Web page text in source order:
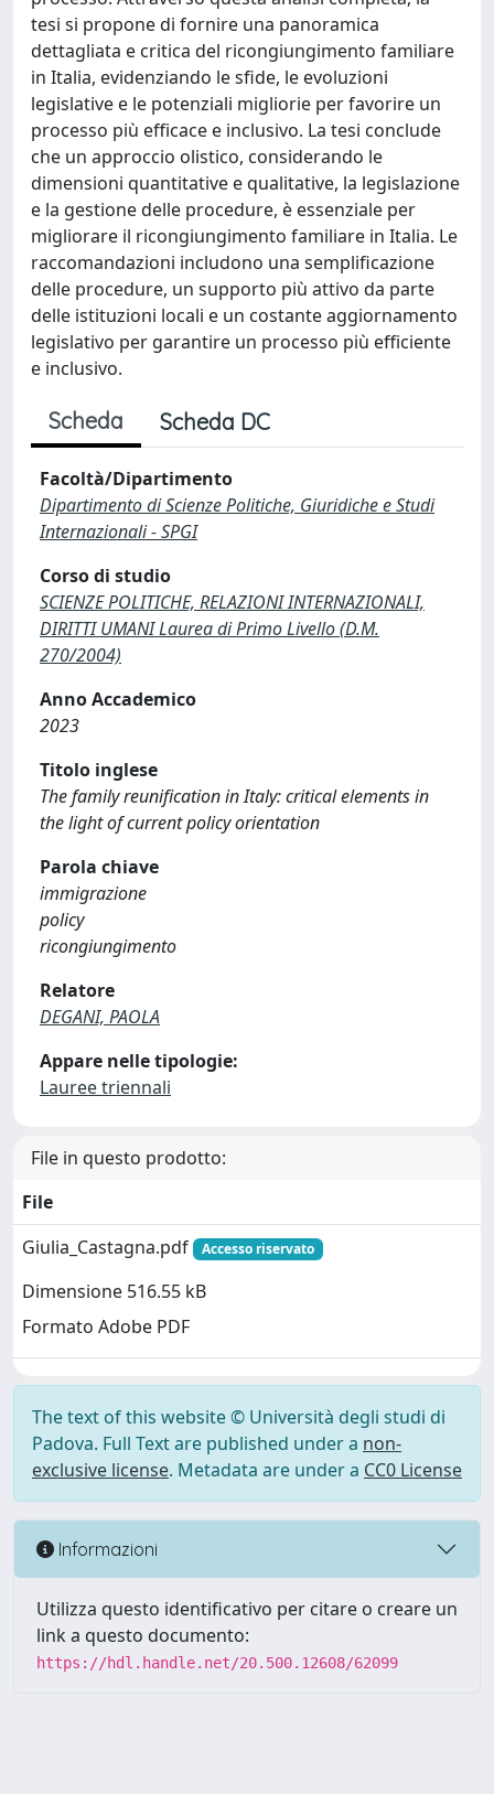
tesi si propone di fornire una panoramica
dettagliata e critica del ricongiungimento familiare
in Italia, evidenziando le sfide, le evoluzioni
legislative e le potenziali migliorie per favorire un
processo più efficace e inclusivo. La tesi conclude
che un approccio olistico, considerando le
dimensioni quantitative e qualitative, la legislazione
e la gestione delle procedure, è essenziale per
migliorare il ricongiungimento familiare in Italia. Le
raccomandazioni includono una semplificazione
delle procedure, un supporto più attivo da parte
delle istituzioni locali e un costante aggiornamento
legislativo per garantire un processo più efficiente
e inclusivo.
Scheda Scheda DC
Facoltà/Dipartimento
Dipartimento di Scienze Politiche, Giuridiche e Studi
Internazionali - SPGI
Corso di studio
SCIENZE POLITICHE, RELAZIONI INTERNAZIONALI,
DIRITTI UMANI Laurea di Primo Livello (D.M.
270/2004)
Anno Accademico
2023
Titolo inglese
The family reunification in Italy: critical elements in
the light of current policy orientation
Parola chiave
immigrazione
policy
ricongiungimento
Relatore
DEGANI, PAOLA
Appare nelle tipologie:
Lauree triennali
File in questo prodotto:
File
Giulia_Castagna.pdf
Accesso riservato
Dimensione 516.55 kB
Formato Adobe PDF
The text of this website © Università degli studi di
Padova. Full Text are published under a non-
exclusive license. Metadata are under a CC0 License
Informazioni
Utilizza questo identificativo per citare o creare un
link a questo documento:
https://hdl.handle.net/20.500.12608/62099